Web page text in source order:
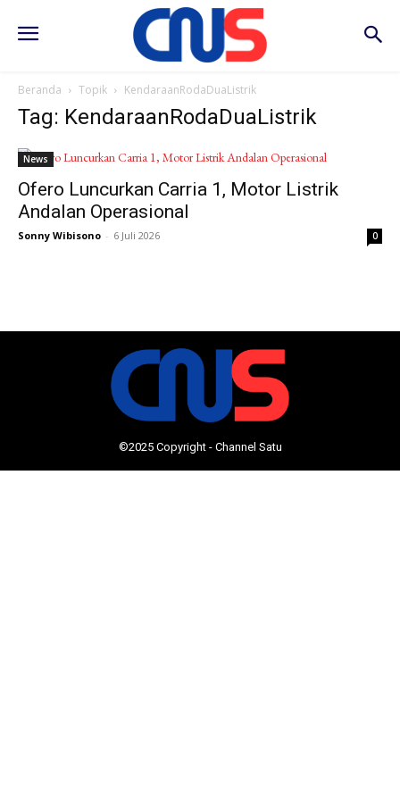
Beranda Topik KendaraanRodaDuaListrik
Tag: KendaraanRodaDuaListrik
News
Ofero Luncurkan Carria 1, Motor Listrik
Andalan Operasional
Sonny Wibisono - 6 Juli 2026 0
©2025 Copyright - Channel Satu